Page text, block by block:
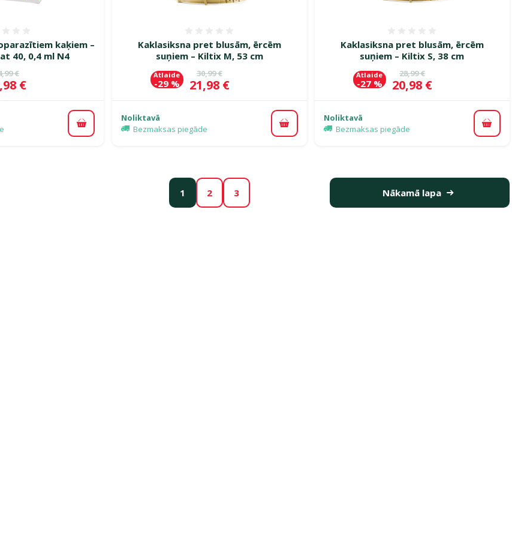
kaķiem –
40, 0,4 ml N4
cena
€
€
Pievienot grozam
Kaklasiksna pret blusām, ērcēm
suņiem – Kiltix M, 53 cm
Oriģinālā cena
30,99 €
Cena
21,98 €
Atlaide
-29 %
Noliktavā
Bezmaksas piegāde
Pievienot grozam
Kaklasiksna pret blusām, ērcēm
suņiem – Kiltix S, 38 cm
Oriģinālā cena
28,99 €
Cena
20,98 €
Atlaide
-27 %
Noliktavā
Bezmaksas piegāde
1 2 3 Nākamā lapa